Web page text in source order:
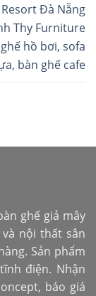
Đà Nẵng
Thy Furniture
hồ bơi, sofa
bàn ghế cafe
ghế giả mây
nội thất sân
Sản phẩm
điện. Nhận
báo giá